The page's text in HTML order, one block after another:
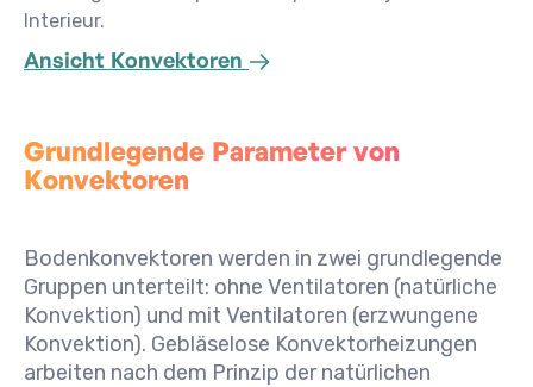
Interieur.
Ansicht Konvektoren
Grundlegende Parameter von
Konvektoren
Bodenkonvektoren werden in zwei grundlegende
Gruppen unterteilt: ohne Ventilatoren (natürliche
Konvektion) und mit Ventilatoren (erzwungene
Konvektion). Gebläselose Konvektorheizungen
arbeiten nach dem Prinzip der natürlichen